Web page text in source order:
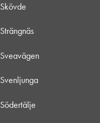
Skövde
Strängnäs
Sveavägen
Svenljunga
Södertälje